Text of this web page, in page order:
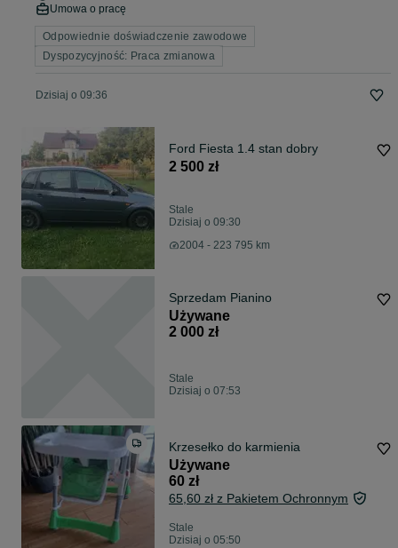
Umowa o pracę
Odpowiednie doświadczenie zawodowe
Dyspozycyjność: Praca zmianowa
Dzisiaj o 09:36
Ford Fiesta 1.4 stan dobry
2 500 zł
Stale
Dzisiaj o 09:30
2004 - 223 795 km
Sprzedam Pianino
Używane
2 000 zł
Stale
Dzisiaj o 07:53
Krzesełko do karmienia
Używane
60 zł
65,60 zł z Pakietem Ochronnym
Stale
Dzisiaj o 05:50